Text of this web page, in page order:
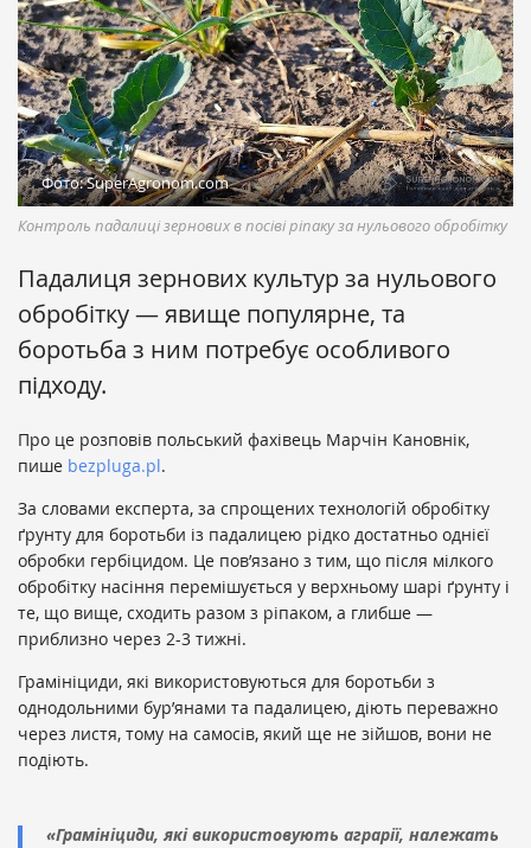
Фото: SuperAgronom.com
Контроль падалиці зернових в посіві ріпаку за нульового обробітку
Падалиця зернових культур за нульового
обробітку — явище популярне, та
боротьба з ним потребує особливого
підходу.
Про це розповів польський фахівець Марчін Кановнік,
пише bezpluga.pl.
За словами експерта, за спрощених технологій обробітку
ґрунту для боротьби із падалицею рідко достатньо однієї
обробки гербіцидом. Це пов’язано з тим, що після мілкого
обробітку насіння перемішується у верхньому шарі ґрунту і
те, що вище, сходить разом з ріпаком, а глибше —
приблизно через 2-3 тижні.
Грамініциди, які використовуються для боротьби з
однодольними бур’янами та падалицею, діють переважно
через листя, тому на самосів, який ще не зійшов, вони не
подіють.
«Грамініциди, які використовують аграрії, належать